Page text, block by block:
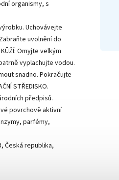
organismy, s
Uchovávejte
uvolnění do
Omyjte velkým
vyplachujte vodou.
snadno. Pokračujte
STŘEDISKO.
předpisů.
povrchově aktivní
parfémy,
Česká republika,